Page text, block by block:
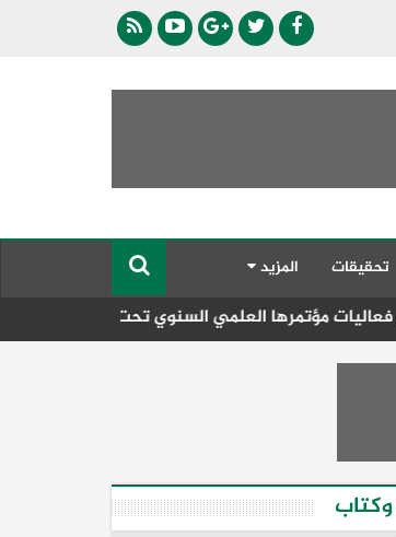
تحقيقات المزيد
السنوي تحت شعار "تميز .. ريادة .. ابتكار .. غد